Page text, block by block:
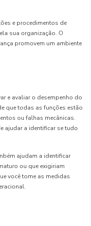
e procedimentos de
sua organização. O
promovem um ambiente
e avaliar o desempenho do
que todas as funções estão
ou falhas mecânicas.
ajudar a identificar se tudo
ajudam a identificar
ou que exigiriam
você tome as medidas